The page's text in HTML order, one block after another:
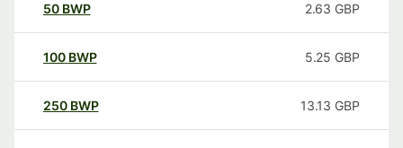
50 BWP 2.63 GBP
100 BWP 5.25 GBP
250 BWP 13.13 GBP